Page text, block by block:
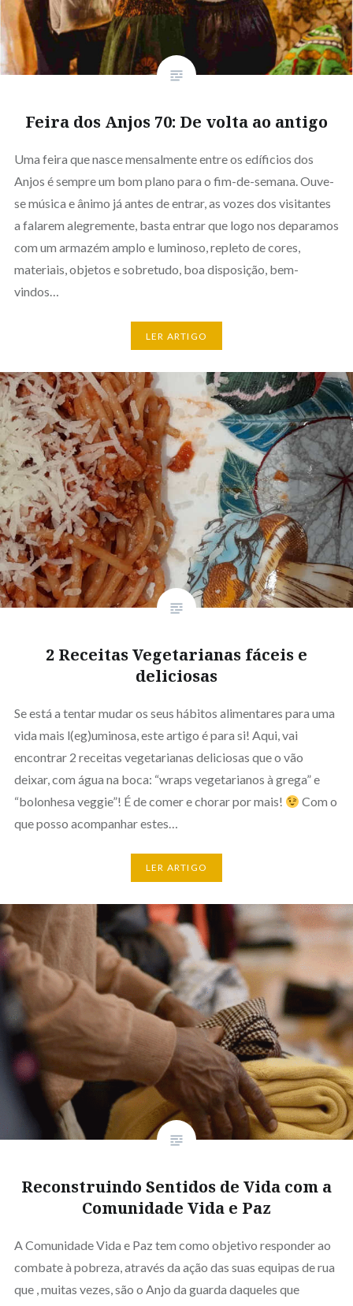
Feira dos Anjos 70: De volta ao antigo
Uma feira que nasce mensalmente entre os edíficios dos
Anjos é sempre um bom plano para o fim-de-semana. Ouve-
se música e ânimo já antes de entrar, as vozes dos visitantes
a falarem alegremente, basta entrar que logo nos deparamos
com um armazém amplo e luminoso, repleto de cores,
materiais, objetos e sobretudo, boa disposição, bem-
vindos…
LER ARTIGO
2 Receitas Vegetarianas fáceis e
deliciosas
Se está a tentar mudar os seus hábitos alimentares para uma
vida mais l(eg)uminosa, este artigo é para si! Aqui, vai
encontrar 2 receitas vegetarianas deliciosas que o vão
deixar, com água na boca: “wraps vegetarianos à grega” e
“bolonhesa veggie”! É de comer e chorar por mais!
Com o
que posso acompanhar estes…
LER ARTIGO
Reconstruindo Sentidos de Vida com a
Comunidade Vida e Paz
A Comunidade Vida e Paz tem como objetivo responder ao
combate à pobreza, através da ação das suas equipas de rua
que , muitas vezes, são o Anjo da guarda daqueles que